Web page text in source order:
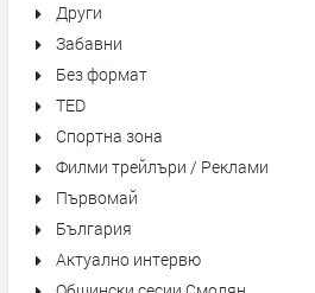
Други
Забавни
Без формат
TED
Спортна зона
Филми трейлъри / Реклами
Първомай
България
Актуално интервю